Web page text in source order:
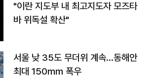
"이란 지도부 내 최고지도자 모즈타
바 위독설 확산"
서울 낮 35도 무더위 계속…동해안
최대 150㎜ 폭우